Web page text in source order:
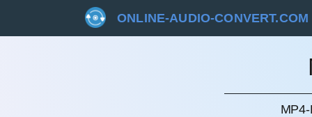
ONLINE-AUDIO-CONVERT.COM